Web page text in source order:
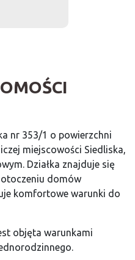
nr 353/1 o powierzchni
miejscowości Siedliska,
Działka znajduje się
otoczeniu domów
komfortowe warunki do
objęta warunkami